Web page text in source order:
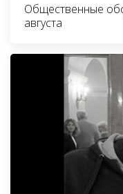
Общественные
августа